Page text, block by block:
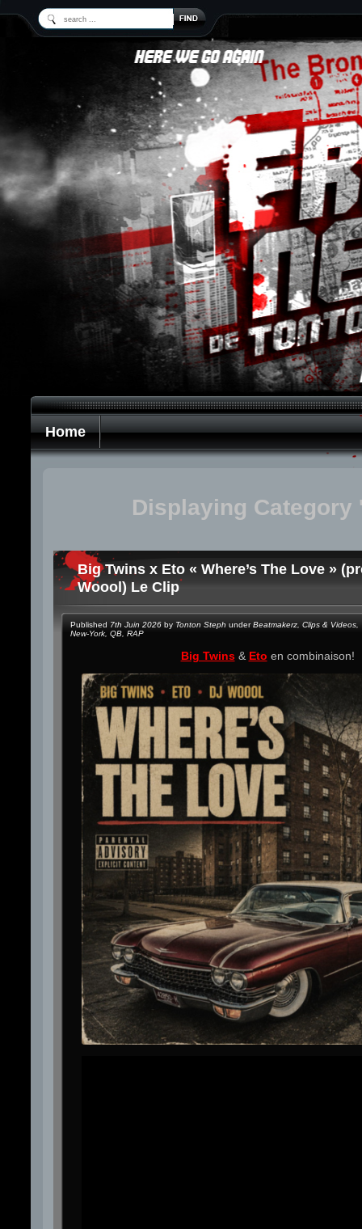
Home
Displaying Category
Big Twins x Eto « Where’s The Love »
Woool) Le Clip
Published 7th Juin 2026 by Tonton Steph underBeatmakerz Clips & Videos
New-York QB RAP
Big Twins& Eto en combinaison!